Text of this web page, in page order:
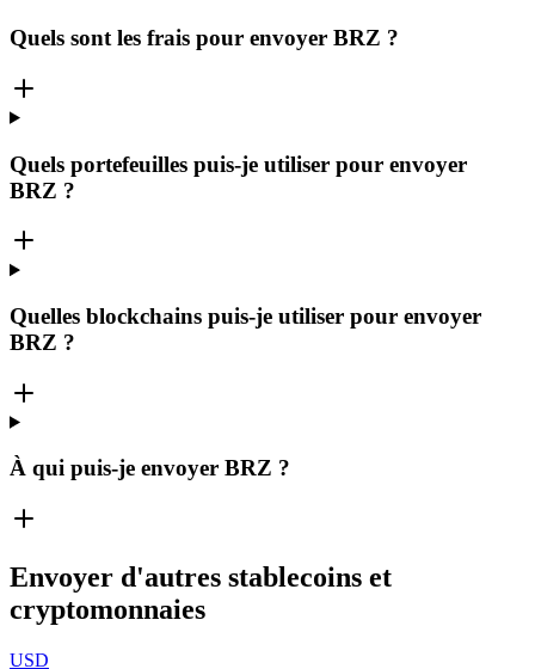
Quels sont les frais pour envoyer BRZ ?
Quels portefeuilles puis-je utiliser pour envoyer
BRZ ?
Quelles blockchains puis-je utiliser pour envoyer
BRZ ?
À qui puis-je envoyer BRZ ?
Envoyer d'autres stablecoins et
cryptomonnaies
USD